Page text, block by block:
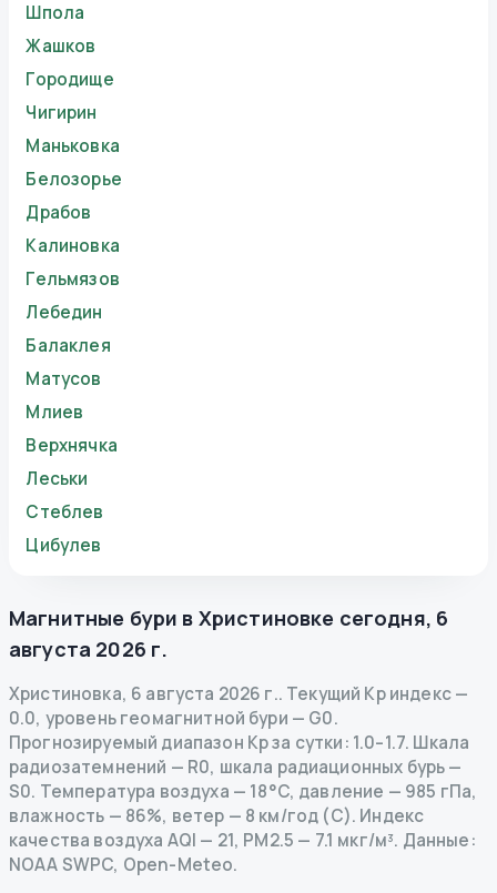
Шпола
Жашков
Городище
Чигирин
Маньковка
Белозорье
Драбов
Калиновка
Гельмязов
Лебедин
Балаклея
Матусов
Млиев
Верхнячка
Леськи
Стеблев
Цибулев
Магнитные бури в Христиновке сегодня, 6
августа 2026 г.
Христиновка, 6 августа 2026 г.. Текущий Kp индекс—
0.0, уровень геомагнитной бури — G0.
Прогнозируемый диапазон Kp за сутки: 1.0–1.7. Шкала
радиозатемнений — R0, шкала радиационных бурь—
S0. Температура воздуха — 18°C, давление — 985 гПа,
влажность — 86%, ветер — 8 км/год (С). Индекс
качества воздуха AQI — 21, PM2.5 — 7.1 мкг/м³. Данные:
NOAA SWPC, Open-Meteo.